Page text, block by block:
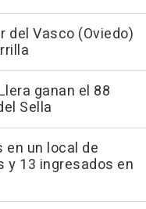
del Vasco (Oviedo)
ganan el 88
Sella
en un local de
y 13 ingresados en